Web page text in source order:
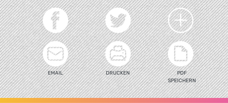
EMAIL DRUCKEN
PDF
SPEICHERN